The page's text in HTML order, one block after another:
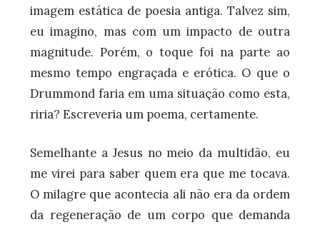
imagem estática de poesia antiga. Talvez sim,
eu imagino, mas com um impacto de outra
magnitude. Porém, o toque foi na parte ao
mesmo tempo engraçada e erótica. O que o
Drummond faria em uma situação como esta,
riria? Escreveria um poema, certamente.
Semelhante a Jesus no meio da multidão, eu
me virei para saber quem era que me tocava.
O milagre que acontecia ali não era da ordem
da regeneração de um corpo que demanda